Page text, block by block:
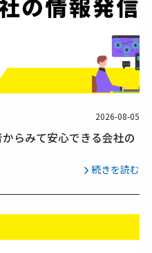
2026-08-05
らみて安心できる会社の
続きを読む